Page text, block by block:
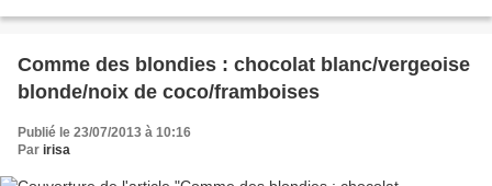
Comme des blondies : chocolat blanc/vergeoise
blonde/noix de coco/framboises
Publié le 23/07/2013 à 10:16
Par irisa